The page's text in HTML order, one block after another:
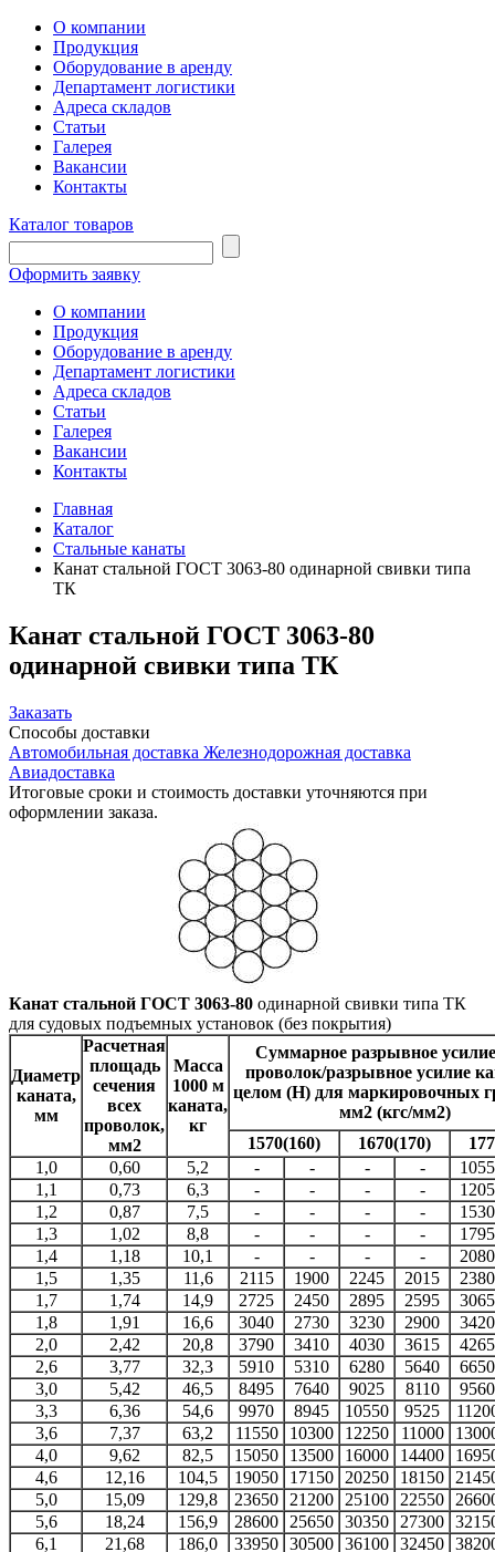
О компании
Продукция
Оборудование в аренду
Департамент логистики
Адреса складов
Статьи
Галерея
Вакансии
Контакты
Каталог товаров
Оформить заявку
О компании
Продукция
Оборудование в аренду
Департамент логистики
Адреса складов
Статьи
Галерея
Вакансии
Контакты
Главная
Каталог
Стальные канаты
Канат стальной ГОСТ 3063-80 одинарной свивки типа
ТК
Канат стальной ГОСТ 3063-80
одинарной свивки типа ТК
Заказать
Способы доставки
Автомобильная доставка Железнодорожная доставка
Авиадоставка
Итоговые сроки и стоимость доставки уточняются при
оформлении заказа.
Канат стальной ГОСТ 3063-80 одинарной свивки типа ТК
для судовых подъемных установок (без покрытия)
Диаметр
каната,
мм
Расчетная
площадь
сечения
всех
проволок,
мм2
Масса
1000 м
каната,
кг
Суммарное разрывное
проволок/разрывное усилие
целом (Н) для маркировочных
мм2 (кгс/мм2)
1570(160)
1670(170)
1,0
0,60 5,2 - - - -
1055
1,1
0,73 6,3 - - - -
1205
1,2
0,87 7,5 - - - -
1530
1,3
1,02 8,8 - - - -
1795
1,4
1,18 10,1 - - - -
2080
1,5
1,35 11,6 2115 1900 2245 2015
2380
1,7
1,74 14,9 2725 2450 2895 2595
3065
1,8
1,91 16,6 3040 2730 3230 2900
3420
2,0
2,42 20,8 3790 3410 4030 3615
4265
2,6
3,77 32,3 5910 5310 6280 5640
6650
3,0
5,42 46,5 8495 7640 9025 8110
9560
3,3
6,36 54,6 9970 8945 10550 9525
3,6
7,37 63,2 11550 10300 12250 11000
4,0
9,62 82,5 15050 13500 16000 14400
4,6
12,16 104,5 19050 17150 20250 18150
5,0
15,09 129,8 23650 21200 25100 22550
5,6
18,24 156,9 28600 25650 30350 27300
6,1
21,68 186,0 33950 30500 36100 32450